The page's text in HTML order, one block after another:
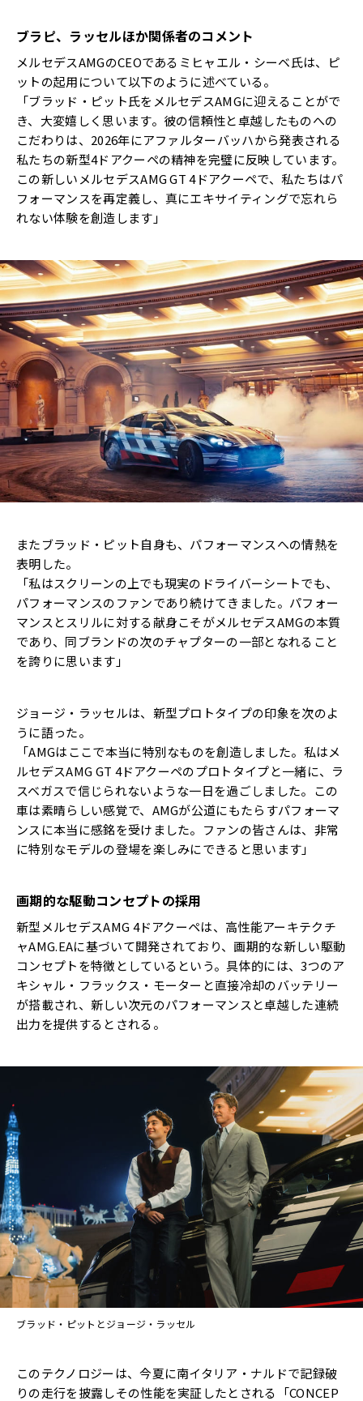
ブラピ、ラッセルほか関係者のコメント
メルセデスAMGのCEOであるミヒャエル・シーベ氏は、ピ
ットの起用について以下のように述べている。
「ブラッド・ピット氏をメルセデスAMGに迎えることがで
き、大変嬉しく思います。彼の信頼性と卓越したものへの
こだわりは、2026年にアファルターバッハから発表される
私たちの新型4ドアクーペの精神を完璧に反映しています。
この新しいメルセデスAMG GT 4ドアクーペで、私たちはパ
フォーマンスを再定義し、真にエキサイティングで忘れら
れない体験を創造します」
またブラッド・ピット自身も、パフォーマンスへの情熱を
表明した。
「私はスクリーンの上でも現実のドライバーシートでも、
パフォーマンスのファンであり続けてきました。パフォー
マンスとスリルに対する献身こそがメルセデスAMGの本質
であり、同ブランドの次のチャプターの一部となれること
を誇りに思います」
ジョージ・ラッセルは、新型プロトタイプの印象を次のよ
うに語った。
「AMGはここで本当に特別なものを創造しました。私はメ
ルセデスAMG GT 4ドアクーペのプロトタイプと一緒に、ラ
スベガスで信じられないような一日を過ごしました。この
車は素晴らしい感覚で、AMGが公道にもたらすパフォーマ
ンスに本当に感銘を受けました。ファンの皆さんは、非常
に特別なモデルの登場を楽しみにできると思います」
画期的な駆動コンセプトの採用
新型メルセデスAMG 4ドアクーペは、高性能アーキテクチ
ャAMG.EAに基づいて開発されており、画期的な新しい駆動
コンセプトを特徴としているという。具体的には、3つのア
キシャル・フラックス・モーターと直接冷却のバッテリー
が搭載され、新しい次元のパフォーマンスと卓越した連続
出力を提供するとされる。
ブラッド・ピットとジョージ・ラッセル
このテクノロジーは、今夏に南イタリア・ナルドで記録破
りの走行を披露しその性能を実証したとされる「CONCEP